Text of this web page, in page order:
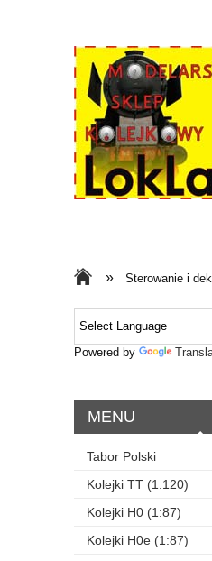
» Sterowanie i
Powered by
MENU
Tabor Polski
Kolejki TT (1:120)
Kolejki H0 (1:87)
Kolejki H0e (1:87)